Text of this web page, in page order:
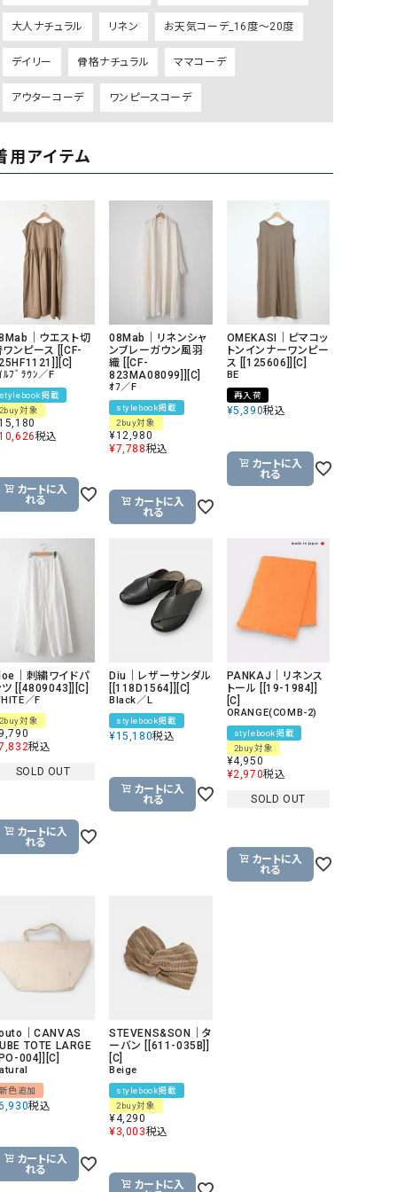
GO TO HOLLYWOOD（ゴートゥーハリウ
ッド）
THIRTY（サーティ）
GOOD SPEED（グッドスピード）
GRAMICCI（グラミチ）
USU GALLERY（ユーエス
（ｇ） （グラム） upper hights（アッパーハイ
Gives a sense of fullment +phenix（フェニックス）
HUNTER（ハンター） WILD THINGS（ワイルドシ
ICHI（イチ）
ILIMA（イリマ）
大人ナチュラル リネン お天気コーデ_16度～20度
デイリー 骨格ナチュラル ママコーデ
アウターコーデ ワンピースコーデ
用アイテム
｜ウエスト切
ワンピース [[CF-
ﾙﾌﾞﾗｳﾝ／F
stylebook掲載
2buy対象
15,180
税込
カートに入
れる
08Mab｜リネンシャ
ンブレーガウン風羽
織 [[CF-
823MA08099]][C]
ｵﾌ／F
stylebook掲載
2buy対象
¥12,980
¥7,788税込
カートに入
れる
OMEKASI｜ピマコッ
トンインナーワンピー
ス [[125606]][C]
BE
再入荷
¥5,390税込
カートに入
れる
｜刺繍ワイドパ
ツ [[4809043]][C]
／F
2buy対象
9,790
税込
SOLD OUT
カートに入
れる
Diu｜レザーサンダル
[[118D1564]][C]
Black／L
stylebook掲載
¥15,180税込
カートに入
れる
PANKAJ｜リネンス
トール [[19-1984]]
[C]
ORANGE(COMB-2)
stylebook掲載
2buy対象
¥4,950
¥2,970税込
SOLD OUT
カートに入
れる
｜CANVAS
TOTE LARGE
004]][C]
新色追加
税込
カートに入
れる
STEVENS&SON｜タ
ーバン [[611-035B]]
[C]
Beige
stylebook掲載
2buy対象
¥4,290
¥3,003税込
カートに入